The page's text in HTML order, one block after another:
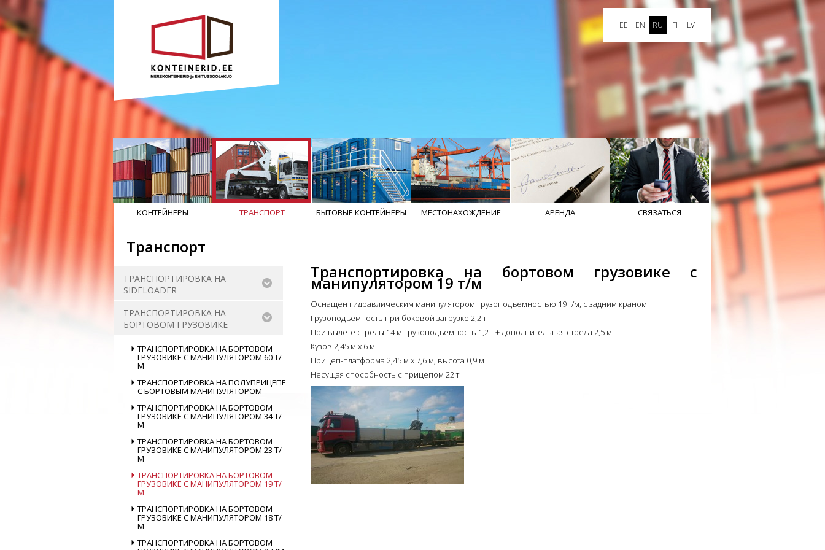
EE EN RU FI LV
КОНТЕЙНЕРЫ ТРАНСПОРТ БЫТОВЫЕ КОНТЕЙНЕРЫ MЕСТОНАХОЖДЕНИЕ АРЕНДА CВЯЗАТЬСЯ
Транспорт
ТРАНСПОРТИРОВКА НА
SIDELOADER
ТРАНСПОРТИРОВКА НА
БОРТОВОМ ГРУЗОВИКЕ
ТРАНСПОРТИРОВКА НА БОРТОВОМ
ГРУЗОВИКЕ С МАНИПУЛЯТОРОМ 60 Т/
М
ТРАНСПОРТИРОВКА НА ПОЛУПРИЦЕПЕ
С БОРТОВЫМ МАНИПУЛЯТОРОМ
ТРАНСПОРТИРОВКА НА БОРТОВОМ
ГРУЗОВИКЕ С МАНИПУЛЯТОРОМ 34 Т/
М
ТРАНСПОРТИРОВКА НА БОРТОВОМ
ГРУЗОВИКЕ С МАНИПУЛЯТОРОМ 23 Т/
М
ТРАНСПОРТИРОВКА НА БОРТОВОМ
ГРУЗОВИКЕ С МАНИПУЛЯТОРОМ 19 Т/
М
ТРАНСПОРТИРОВКА НА БОРТОВОМ
ГРУЗОВИКЕ С МАНИПУЛЯТОРОМ 18 Т/
М
ТРАНСПОРТИРОВКА НА БОРТОВОМ
Транспортировка на бортовом грузовике с
манипулятором 19 т/м
Оснащен гидравлическим манипулятором грузоподъемностью 19 т/м, с задним краном
Грузоподъемность при боковой загрузке 2,2 т
При вылете стрелы 14 м грузоподъемность 1,2 т + дополнительная стрела 2,5 м
Кузов 2,45 м x 6 м
Прицеп-платформа 2,45 м x 7,6 м, высота 0,9 м
Несущая способность с прицепом 22 т